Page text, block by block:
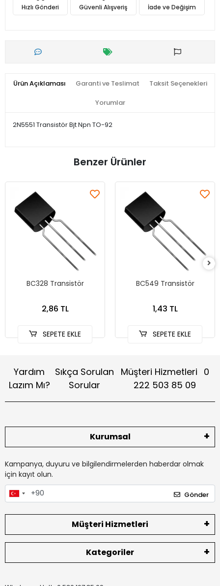
Hızlı Gönderi Güvenli Alışveriş İade ve Değişim
Ürün Açıklaması Garanti ve Teslimat Taksit Seçenekleri
Yorumlar
2N5551 Transistör Bjt Npn TO-92
Benzer Ürünler
BC328 Transistör
2,86 TL
SEPETE EKLE
BC549 Transistör
1,43 TL
SEPETE EKLE
Yardım
Lazım Mı?
Sıkça Sorulan
Sorular
Müşteri Hizmetleri 0
222 503 85 09
Kurumsal
Kampanya, duyuru ve bilgilendirmelerden haberdar olmak
için kayıt olun.
Gönder
Müşteri Hizmetleri
Kategoriler